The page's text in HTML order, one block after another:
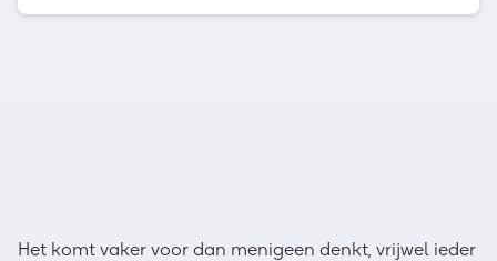
Het komt vaker voor dan menigeen denkt, vrijwel ieder